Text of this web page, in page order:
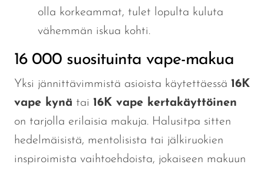
olla korkeammat, tulet
lopulta kuluta
vähemmän iskua kohti.
16 000 suosituinta vape-makua
Yksi jännittävimmistä asioista käytettäessä 16K
vape kynä tai 16K vape kertakäyttöinen
on tarjolla erilaisia ​​makuja. Halusitpa sitten
hedelmäisistä, mentolisista tai jälkiruokien
inspiroimista vaihtoehdoista, jokaiseen makuun